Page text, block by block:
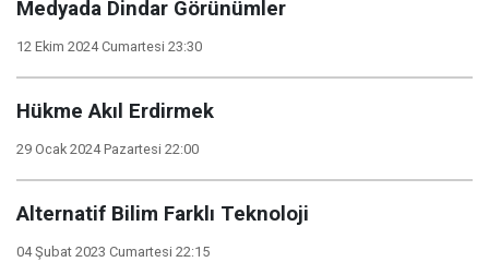
Medyada Dindar Görünümler
12 Ekim 2024 Cumartesi 23:30
Hükme Akıl Erdirmek
29 Ocak 2024 Pazartesi 22:00
Alternatif Bilim Farklı Teknoloji
04 Şubat 2023 Cumartesi 22:15